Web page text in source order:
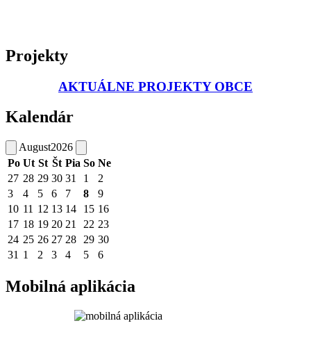
Projekty
AKTUÁLNE PROJEKTY OBCE
Kalendár
August2026
Po Ut St Št Pia So Ne
27 28 29 30 31 1
2
3
4 5 6 7 8
9
10 11 12 13 14 15 16
17 18 19 20 21 22 23
24 25 26 27 28 29 30
31 1 2 3 4 5 6
Mobilná aplikácia